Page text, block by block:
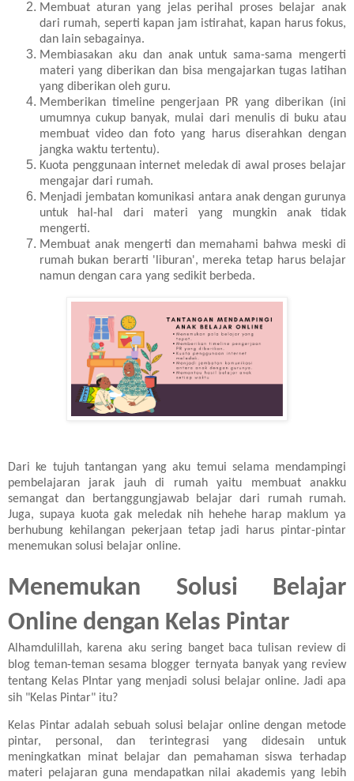
Membuat aturan yang jelas perihal proses belajar anak
dari rumah, seperti kapan jam istirahat, kapan harus fokus,
dan lain sebagainya.
Membiasakan aku dan anak untuk sama-sama mengerti
materi yang diberikan dan bisa mengajarkan tugas latihan
yang diberikan oleh guru.
Memberikan timeline pengerjaan PR yang diberikan (ini
umumnya cukup banyak, mulai dari menulis di buku atau
membuat video dan foto yang harus diserahkan dengan
jangka waktu tertentu).
Kuota penggunaan internet meledak di awal proses belajar
mengajar dari rumah.
Menjadi jembatan komunikasi antara anak dengan gurunya
untuk hal-hal dari materi yang mungkin anak tidak
mengerti.
Membuat anak mengerti dan memahami bahwa meski di
rumah bukan berarti 'liburan', mereka tetap harus belajar
namun dengan cara yang sedikit berbeda.
Dari ke tujuh tantangan yang aku temui selama mendampingi
pembelajaran jarak jauh di rumah yaitu membuat anakku
semangat dan bertanggungjawab belajar dari rumah rumah.
Juga, supaya kuota gak meledak nih hehehe harap maklum ya
berhubung kehilangan pekerjaan tetap jadi harus pintar-pintar
menemukan solusi belajar online.
Menemukan Solusi Belajar
Online dengan Kelas Pintar
Alhamdulillah, karena aku sering banget baca tulisan review di
blog teman-teman sesama blogger ternyata banyak yang review
tentang Kelas PIntar yang menjadi solusi belajar online. Jadi apa
sih "Kelas Pintar" itu?
Kelas Pintar adalah sebuah solusi belajar online dengan metode
pintar, personal, dan terintegrasi yang didesain untuk
meningkatkan minat belajar dan pemahaman siswa terhadap
materi pelajaran guna mendapatkan nilai akademis yang lebih